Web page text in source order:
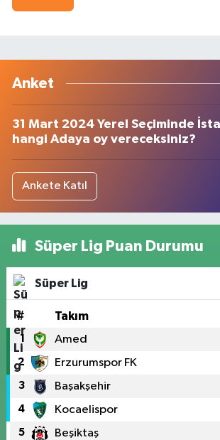
Anket
31 Mart 2024 Yerel Seçiminde
hangi Adaya oy vereceksiniz?
Ankete Katıl
Süper Lig Puan Durumu
Süper Lig
# Takım
1 Amed
2 Erzurumspor FK
3 Başakşehir
4 Kocaelispor
5 Beşiktaş